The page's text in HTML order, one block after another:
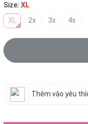
Size: XL
XL
2x 3x 4x
Thêm vào yêu